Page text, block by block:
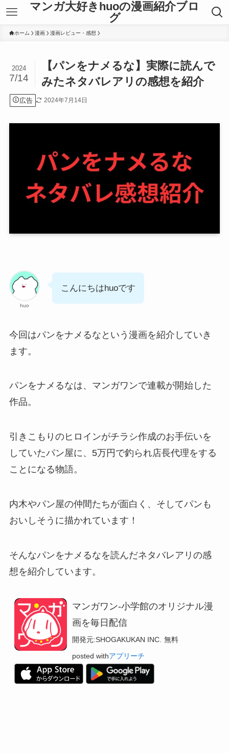
マンガ大好きhuoの漫画紹介ブロ
グ
ホーム 漫画 漫画レビュー・感想
【パンをナメるな】実際に読んで
みたネタバレアリの感想を紹介
2024
7/14
広告 2024年7月14日
huo
こんにちはhuoです
今回はパンをナメるなという漫画を紹介していき
ます。
パンをナメるなは、マンガワンで連載が開始した
作品。
引きこもりのヒロインがチラシ作成のお手伝いを
していたパン屋に、5万円で釣られ店長代理をする
ことになる物語。
内木やパン屋の仲間たちが面白く、そしてパンも
おいしそうに描かれています！
そんなパンをナメるなを読んだネタバレアリの感
想を紹介しています。
マンガワン-小学館のオリジナル漫
画を毎日配信
開発元:SHOGAKUKAN INC. 無料
posted withアプリーチ